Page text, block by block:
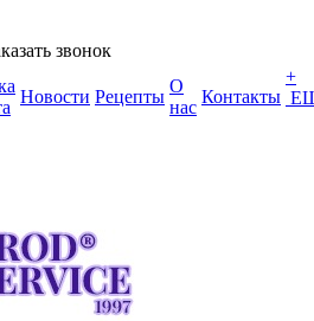
звонок
Новости Рецепты
О
нас
Контакты
+